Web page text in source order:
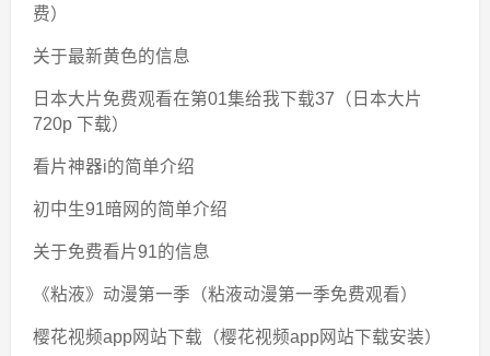
费）
关于最新黄色的信息
日本大片免费观看在第01集给我下载37（日本大片
720p 下载）
看片神器i的简单介绍
初中生91暗网的简单介绍
关于免费看片91的信息
《粘液》动漫第一季（粘液动漫第一季免费观看）
樱花视频app网站下载（樱花视频app网站下载安装）